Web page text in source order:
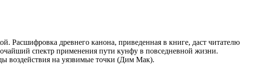
Расшифровка древнего канона, приведенная в книге, даст читателю
спектр применения пути кунфу в повседневной жизни.
на уязвимые точки (Дим Мак).